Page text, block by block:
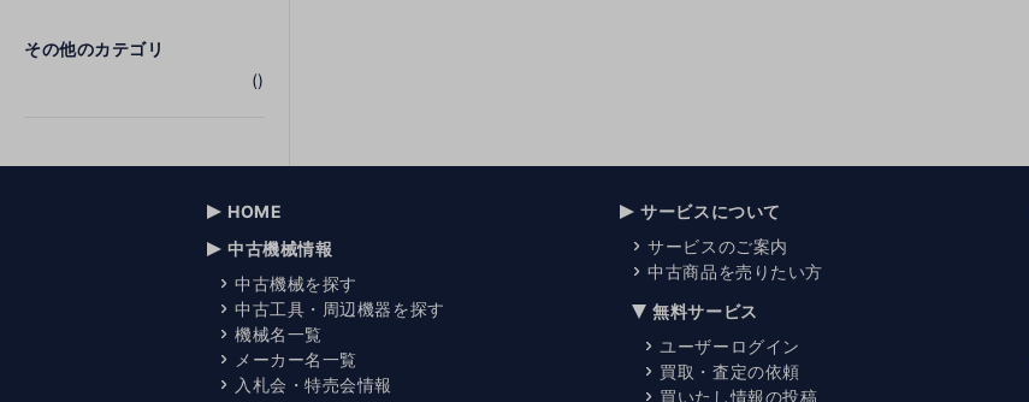
その他のカテゴリ
()
HOME
中古機械情報
中古機械を探す
中古工具・周辺機器を探す
機械名一覧
メーカー名一覧
入札会・特売会情報
サービスについて
サービスのご案内
中古商品を売りたい方
無料サービス
ユーザーログイン
買取・査定の依頼
買いたし情報の投稿